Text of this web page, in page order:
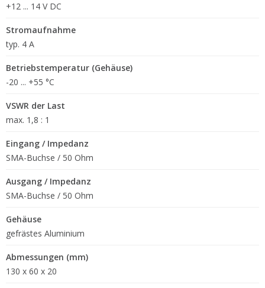
+12 ... 14 V DC
Stromaufnahme
typ. 4 A
Betriebstemperatur (Gehäuse)
-20 ... +55 °C
VSWR der Last
max. 1,8 : 1
Eingang / Impedanz
SMA-Buchse / 50 Ohm
Ausgang / Impedanz
SMA-Buchse / 50 Ohm
Gehäuse
gefrästes Aluminium
Abmessungen (mm)
130 x 60 x 20